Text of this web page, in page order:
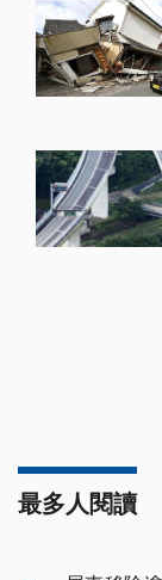
最多人閱讀